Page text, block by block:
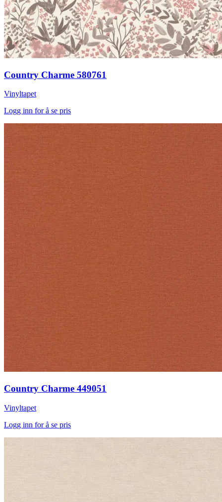
Country Charme 580761
Vinyltapet
Logg inn for å se pris
Country Charme 449051
Vinyltapet
Logg inn for å se pris